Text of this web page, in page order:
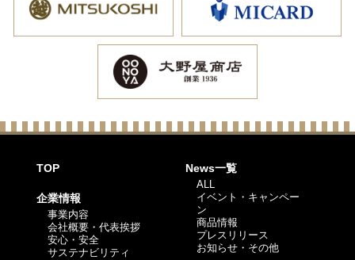
TOP
企業情報
事業内容
会社概要・代表挨拶
安心・安全
サステナビリティ
News一覧
ALL
イベント・キャンペー
ン
商品情報
プレスリリース
お知らせ・その他